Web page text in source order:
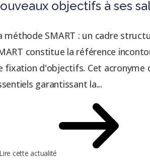
objectifs à ses
méthode SMART : un cadre
constitue la référence
fixation d'objectifs. Cet acronyme
garantissant la...
cette actualité